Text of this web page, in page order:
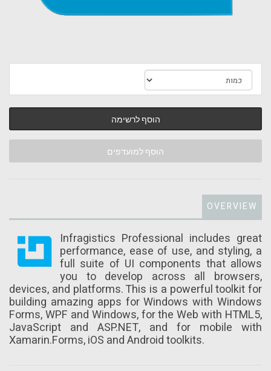
הוסף לרשימה
הוסף למועדפים
OVERVIEW
Infragistics Professional includes great
performance, ease of use, and styling, a
full suite of UI components that allows
you to develop across all browsers,
devices, and platforms. This is a powerful toolkit for
building amazing apps for Windows with Windows
Forms, WPF and Windows, for the Web with HTML5,
JavaScript and ASP.NET, and for mobile with
Xamarin.Forms, iOS and Android toolkits.